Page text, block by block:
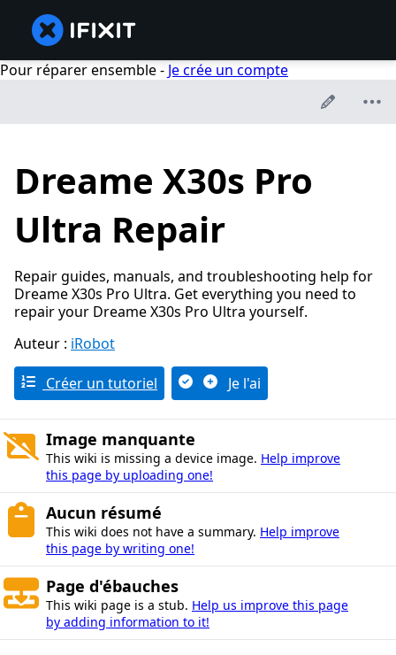
Pour réparer ensemble - Je crée un compte
Dreame X30s Pro
Ultra Repair
Repair guides, manuals, and troubleshooting help for
Dreame X30s Pro Ultra. Get everything you need to
repair your Dreame X30s Pro Ultra yourself.
Auteur : iRobot
Créer un tutoriel Je l'ai
Image manquante
This wiki is missing a device image. Help improve
this page by uploading one!
Aucun résumé
This wiki does not have a summary. Help improve
this page by writing one!
Page d'ébauches
This wiki page is a stub. Help us improve this page
by adding information to it!